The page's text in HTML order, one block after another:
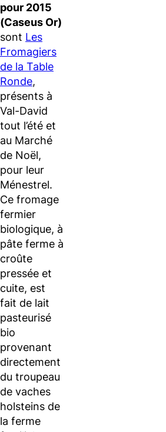
pour 2015
(Caseus Or)
sont Les
Fromagiers
de la Table
Ronde,
présents à
Val-David
tout l’été et
au Marché
de Noël,
pour leur
Ménestrel.
Ce fromage
fermier
biologique, à
pâte ferme à
croûte
pressée et
cuite, est
fait de lait
pasteurisé
bio
provenant
directement
du troupeau
de vaches
holsteins de
la ferme